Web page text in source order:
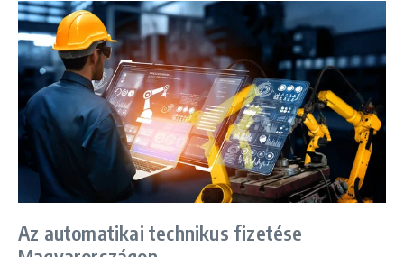
Az automatikai technikus fizetése